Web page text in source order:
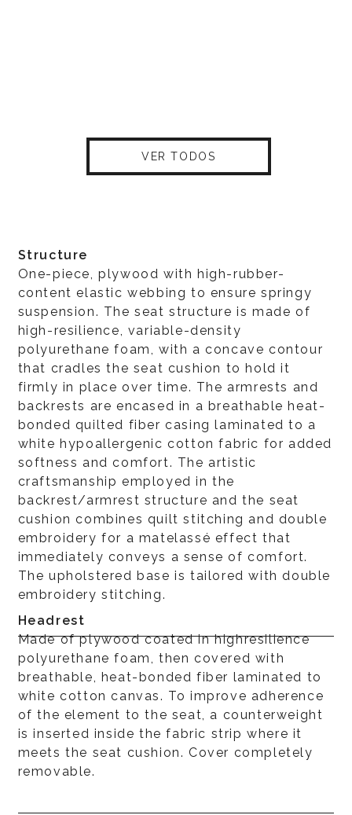
VER TODOS
Structure
One-piece, plywood with high-rubber-
content elastic webbing to ensure springy
suspension. The seat structure is made of
high-resilience, variable-density
polyurethane foam, with a concave contour
that cradles the seat cushion to hold it
firmly in place over time. The armrests and
backrests are encased in a breathable heat-
bonded quilted fiber casing laminated to a
white hypoallergenic cotton fabric for added
softness and comfort. The artistic
craftsmanship employed in the
backrest/armrest structure and the seat
cushion combines quilt stitching and double
embroidery for a matelassé effect that
immediately conveys a sense of comfort.
The upholstered base is tailored with double
embroidery stitching.
Headrest
Made of plywood coated in highresilience
polyurethane foam, then covered with
breathable, heat-bonded fiber laminated to
white cotton canvas. To improve adherence
of the element to the seat, a counterweight
is inserted inside the fabric strip where it
meets the seat cushion. Cover completely
removable.